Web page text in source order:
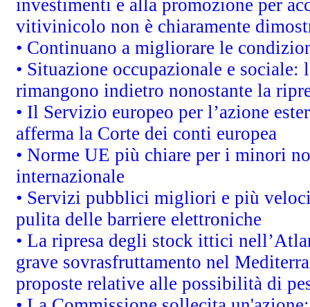
investimenti e alla promozione per
vitivinicolo non è chiaramente
• Continuano a migliorare le
• Situazione occupazionale e
rimangono indietro nonostante la
• Il Servizio europeo per l’azione
afferma la Corte dei conti europea
• Norme UE più chiare per i minori
internazionale
• Servizi pubblici migliori e più
pulita delle barriere elettroniche
• La ripresa degli stock ittici
grave sovrasfruttamento nel
proposte relative alle possibilità di